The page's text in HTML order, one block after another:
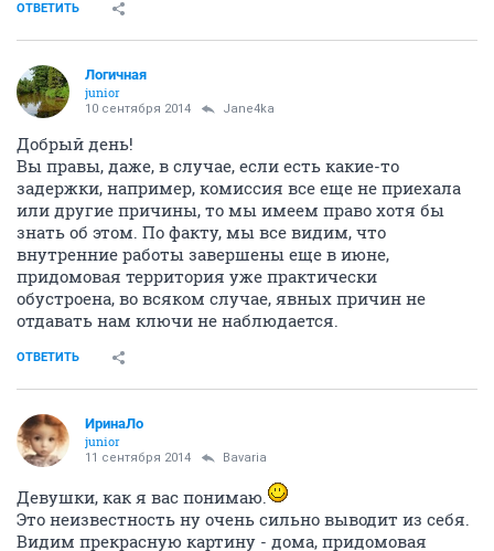
ОТВЕТИТЬ
Логичная
junior
10 сентября 2014 Jane4ka
Добрый день!
Вы правы, даже, в случае, если есть какие-то
задержки, например, комиссия все еще не приехала
или другие причины, то мы имеем право хотя бы
знать об этом. По факту, мы все видим, что
внутренние работы завершены еще в июне,
придомовая территория уже практически
обустроена, во всяком случае, явных причин не
отдавать нам ключи не наблюдается.
ОТВЕТИТЬ
ИринаЛо
junior
11 сентября 2014 Bavaria
Девушки, как я вас понимаю.
Это неизвестность ну очень сильно выводит из себя.
Видим прекрасную картину - дома, придомовая